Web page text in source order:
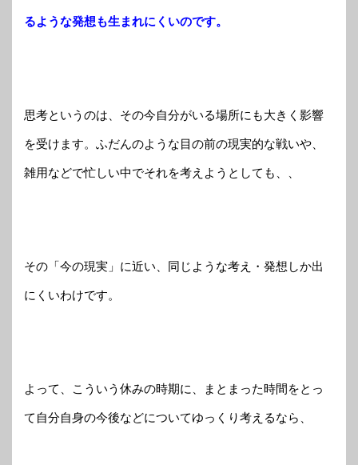
るような発想も生まれにくいのです。
思考というのは、その今自分がいる場所にも大きく影響
を受けます。ふだんのような目の前の現実的な戦いや、
雑用などで忙しい中でそれを考えようとしても、、
その「今の現実」に近い、同じような考え・発想しか出
にくいわけです。
よって、こういう休みの時期に、まとまった時間をとっ
て自分自身の今後などについてゆっくり考えるなら、